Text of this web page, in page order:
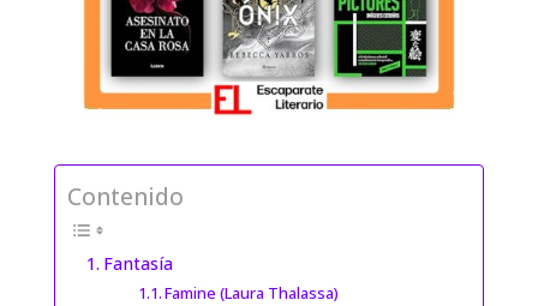
Contenido
Fantasía
Famine (Laura Thalassa)